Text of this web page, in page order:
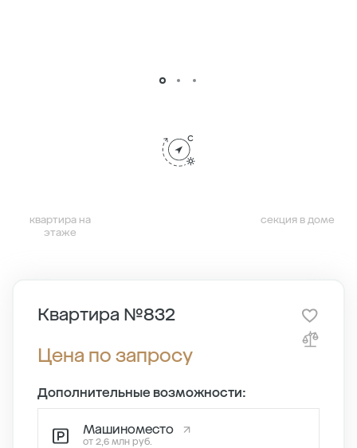
квартира на
этаже
секция в доме
Квартира №832
Цена по запросу
Дополнительные возможности:
Машиноместо
от 2,6 млн руб.